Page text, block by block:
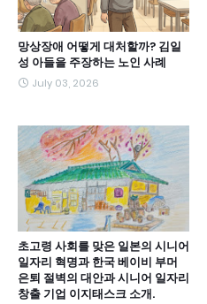
망상장애 어떻게 대처할까? 김일
성 아들을 주장하는 노인 사례
July 03, 2026
초고령 사회를 맞은 일본의 시니어
일자리 혁명과 한국 베이비 부머
은퇴 절벽의 대안과 시니어 일자리
창출 기업 이지태스크 소개.